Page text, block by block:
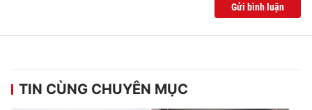
Gửi bình luận
TIN CÙNG CHUYÊN MỤC